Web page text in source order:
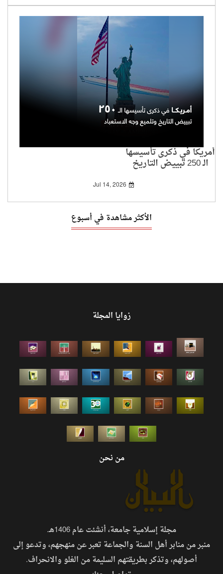
أمريكا في ذكرى تأسيسها
الـ 250 تبييض التاريخ
وتلميع وجه الاستعباد
Jul 14, 2026
الأكثر مشاهدة في أسبوع
زوايا المجلة
من نحن
مجلة إسلامية جامعة، أنشئت عام 1406هـ.
منبر من منابر أهل السنة والجماعة تعبر عن منهجهم، وتدعو إلى
أصولهم، وتذكر بطريقتهم السليمة من الغلو والانحراف.